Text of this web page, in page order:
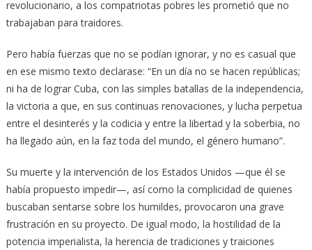
revolucionario, a los compatriotas pobres les prometió que no
trabajaban para traidores.
Pero había fuerzas que no se podían ignorar, y no es casual que
en ese mismo texto declarase: “En un día no se hacen repúblicas;
ni ha de lograr Cuba, con las simples batallas de la independencia,
la victoria a que, en sus continuas renovaciones, y lucha perpetua
entre el desinterés y la codicia y entre la libertad y la soberbia, no
ha llegado aún, en la faz toda del mundo, el género humano”.
Su muerte y la intervención de los Estados Unidos —que él se
había propuesto impedir—, así como la complicidad de quienes
buscaban sentarse sobre los humildes, provocaron una grave
frustración en su proyecto. De igual modo, la hostilidad de la
potencia imperialista, la herencia de tradiciones y traiciones